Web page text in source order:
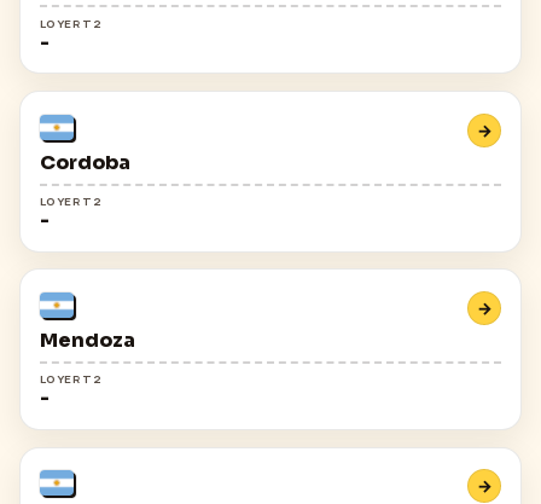
LOYER T2
-
Cordoba
→
LOYER T2
-
Mendoza
→
LOYER T2
-
→